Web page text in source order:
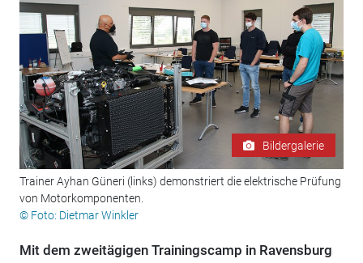
Bildergalerie
Trainer Ayhan Güneri (links) demonstriert die elektrische Prüfung
von Motorkomponenten.
© Foto: Dietmar Winkler
Mit dem zweitägigen Trainingscamp in Ravensburg